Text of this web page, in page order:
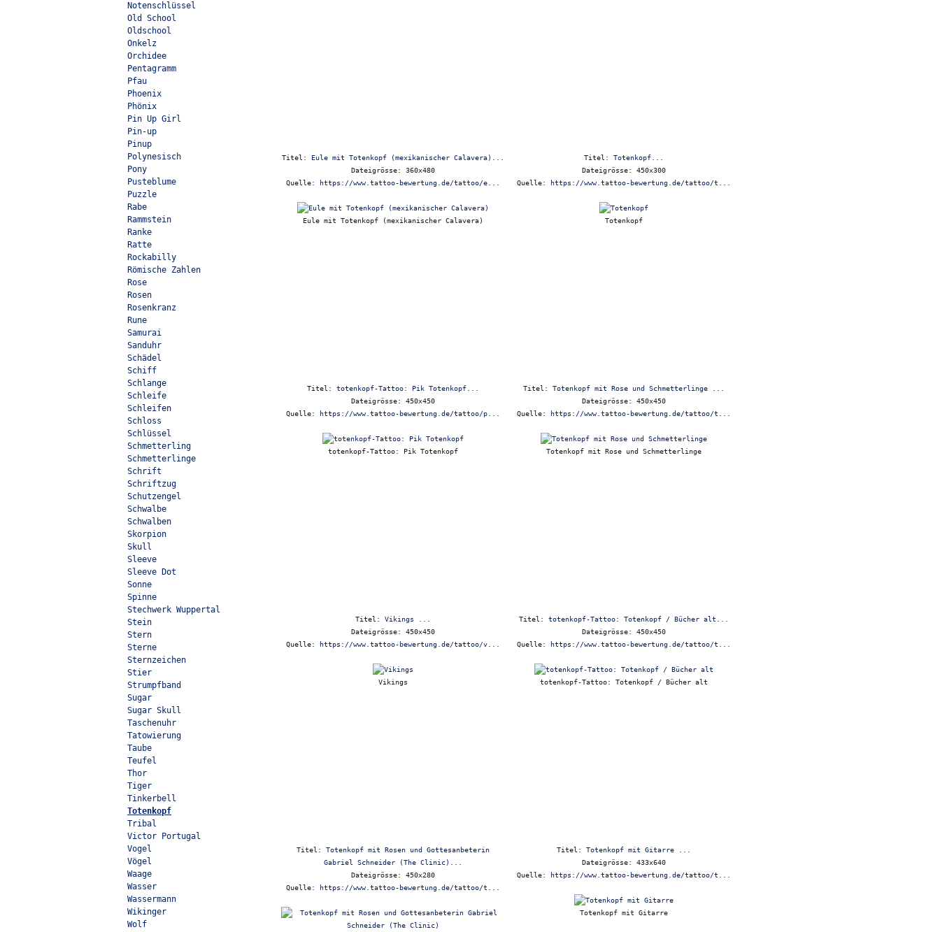
Notenschlüssel
Old School
Oldschool
Onkelz
Orchidee
Pentagramm
Pfau
Phoenix
Phönix
Pin Up Girl
Pin-up
Pinup
Polynesisch
Pony
Pusteblume
Puzzle
Rabe
Rammstein
Ranke
Ratte
Rockabilly
Römische Zahlen
Rose
Rosen
Rosenkranz
Rune
Samurai
Sanduhr
Schädel
Schiff
Schlange
Schleife
Schleifen
Schloss
Schlüssel
Schmetterling
Schmetterlinge
Schrift
Schriftzug
Schutzengel
Schwalbe
Schwalben
Skorpion
Skull
Sleeve
Sleeve Dot
Sonne
Spinne
Stechwerk Wuppertal
Stein
Stern
Sterne
Sternzeichen
Stier
Strumpfband
Sugar
Sugar Skull
Taschenuhr
Tatowierung
Taube
Teufel
Thor
Tiger
Tinkerbell
Totenkopf
Tribal
Victor Portugal
Vogel
Vögel
Waage
Wasser
Wassermann
Wikinger
Wolf
Titel: Eule mit Totenkopf (mexikanischer Calavera)...
Dateigrösse: 360x480
Quelle: https://www.tattoo-bewertung.de/tattoo/e...
Eule mit Totenkopf (mexikanischer Calavera)
Titel: Totenkopf...
Dateigrösse: 450x300
Quelle: https://www.tattoo-bewertung.de/tattoo/t...
Totenkopf
Titel: totenkopf-Tattoo: Pik Totenkopf...
Dateigrösse: 450x450
Quelle: https://www.tattoo-bewertung.de/tattoo/p...
totenkopf-Tattoo: Pik Totenkopf
Titel: Totenkopf mit Rose und Schmetterlinge ...
Dateigrösse: 450x450
Quelle: https://www.tattoo-bewertung.de/tattoo/t...
Totenkopf mit Rose und Schmetterlinge
Titel: Vikings ...
Dateigrösse: 450x450
Quelle: https://www.tattoo-bewertung.de/tattoo/v...
Vikings
Titel: totenkopf-Tattoo: Totenkopf / Bücher alt...
Dateigrösse: 450x450
Quelle: https://www.tattoo-bewertung.de/tattoo/t...
totenkopf-Tattoo: Totenkopf / Bücher alt
Titel: Totenkopf mit Rosen und Gottesanbeterin
Gabriel Schneider (The Clinic)...
Dateigrösse: 450x280
Quelle: https://www.tattoo-bewertung.de/tattoo/t...
Titel: Totenkopf mit Gitarre ...
Dateigrösse: 433x640
Quelle: https://www.tattoo-bewertung.de/tattoo/t...
Totenkopf mit Gitarre